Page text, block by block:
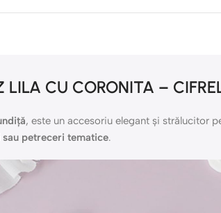
LILA CU CORONITA –
, este un accesoriu elegant și strălucitor
petreceri tematice.